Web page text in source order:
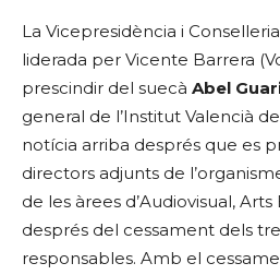
La Vicepresidència i
liderada per Vicente Barrera
prescindir del suecà Abel
general de l’Institut Valencià
notícia arriba després que es
directors adjunts de
de les àrees d’Audiovisual,
després del cessament dels
responsables. Amb el